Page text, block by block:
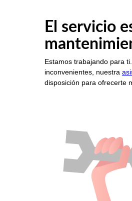
El servicio
Estamos trabajando para
inconvenientes, nuestra
disposición para ofrecerte